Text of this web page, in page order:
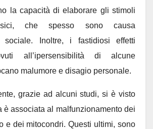
la capacità di elaborare gli stimoli
che spesso sono causa
sociale. Inoltre, i fastidiosi effetti
all’ipersensibilità di alcune
malumore e disagio personale.
grazie ad alcuni studi, si è visto
è associata al malfunzionamento dei
e dei mitocondri. Questi ultimi, sono